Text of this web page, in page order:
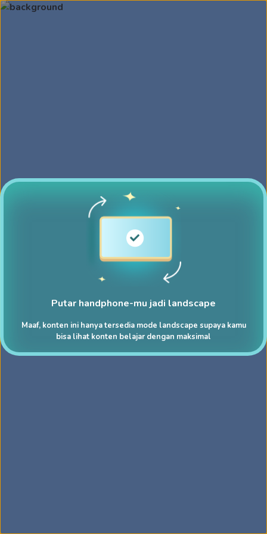
Putar handphone-mu jadi landscape
Maaf, konten ini hanya tersedia mode landscape supaya kamu
bisa lihat konten belajar dengan maksimal